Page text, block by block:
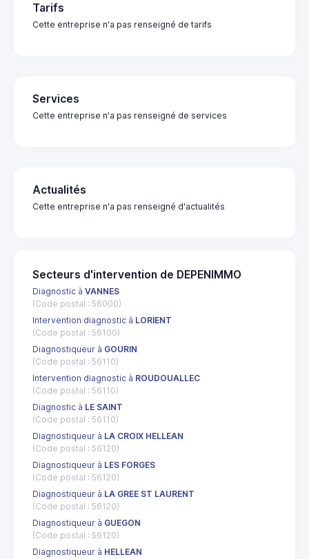
Tarifs
Cette entreprise n'a pas renseigné de tarifs
Services
Cette entreprise n'a pas renseigné de services
Actualités
Cette entreprise n'a pas renseigné d'actualités
Secteurs d'intervention de DEPENIMMO
Diagnostic à VANNES
(Code postal : 56000)
Intervention diagnostic à LORIENT
(Code postal : 56100)
Diagnostiqueur à GOURIN
(Code postal : 56110)
Intervention diagnostic à ROUDOUALLEC
(Code postal : 56110)
Diagnostic à LE SAINT
(Code postal : 56110)
Diagnostiqueur à LA CROIX HELLEAN
(Code postal : 56120)
Diagnostiqueur à LES FORGES
(Code postal : 56120)
Diagnostiqueur à LA GREE ST LAURENT
(Code postal : 56120)
Diagnostiqueur à GUEGON
(Code postal : 56120)
Diagnostiqueur à HELLEAN